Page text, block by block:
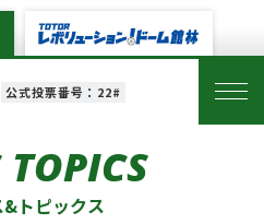
公式投票番号：22#
トピックス